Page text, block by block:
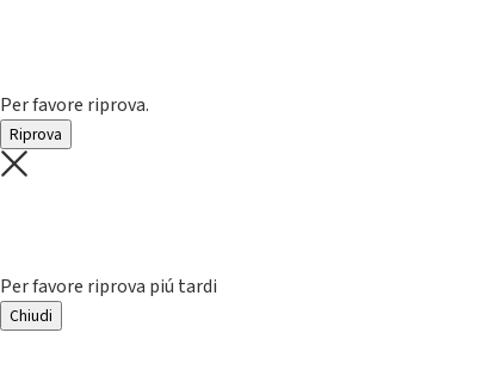
Per favore riprova.
Riprova
Per favore riprova piú tardi
Chiudi